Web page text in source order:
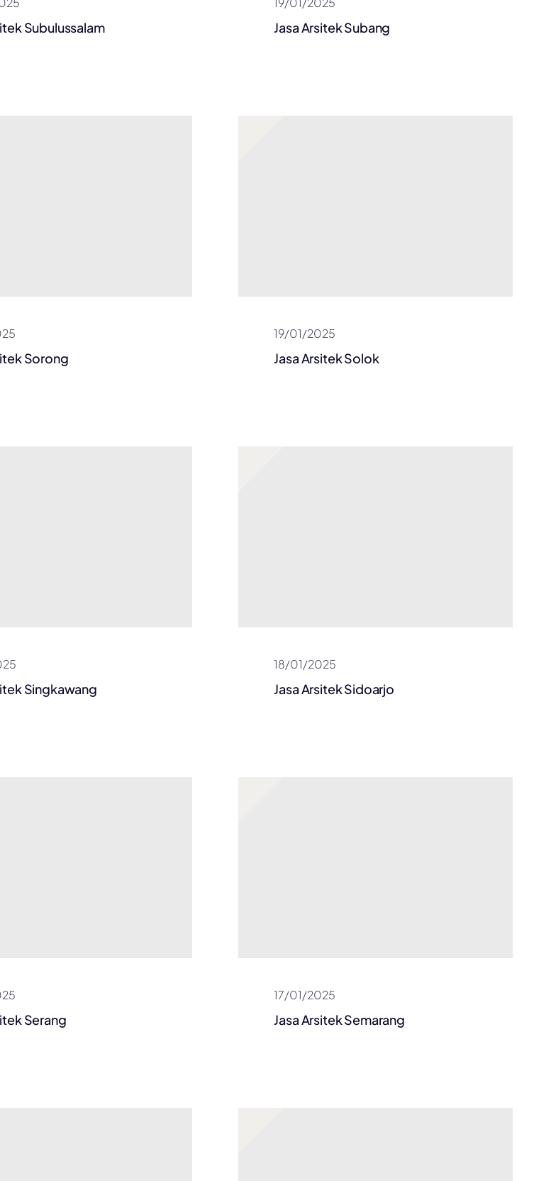
Subulussalam Jasa Arsitek Subang
Sorong
19/01/2025
Jasa Arsitek Solok
Singkawang
18/01/2025
Jasa Arsitek Sidoarjo
Serang
17/01/2025
Jasa Arsitek Semarang